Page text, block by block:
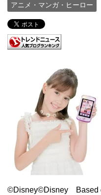
アニメ・マンガ・ヒーロー
©Disney©Disney Based